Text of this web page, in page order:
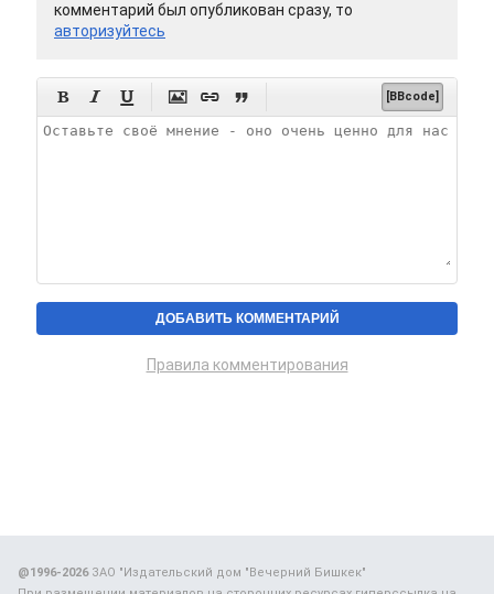
комментарий был опубликован сразу, то
авторизуйтесь
      [BBcode]
Правила комментирования
@1996-2026ЗАО "Издательский дом "Вечерний Бишкек"